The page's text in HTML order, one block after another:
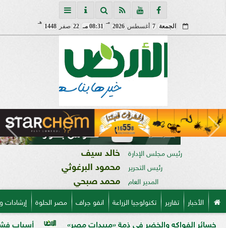
الجمعة 7 أغسطس 2026
مـ
08:31 مـ 22 صفر 1448
هـ
رئيس مجلس الإدارة خالد سيف
رئيس التحرير محمود البرغوثي
المدير العام محمد صبحي
الأخبار تقارير تكنولوجيا الزراعة انفو جراف مصر الحلوة
أسباب فشل تحجيم والخضر في ذمة «مبيدات مصر»